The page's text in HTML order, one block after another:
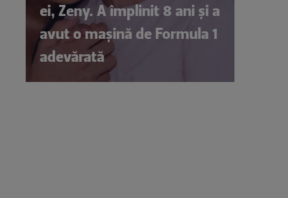
ei, Zeny. A împlinit 8 ani și a
avut o mașină de Formula 1
adevărată